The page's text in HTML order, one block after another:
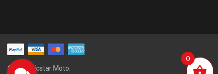
©2020 Sicstar Moto.
0